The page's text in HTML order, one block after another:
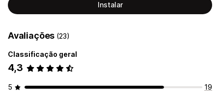
Instalar
Avaliações (23)
Classificação geral
4,3
5
19